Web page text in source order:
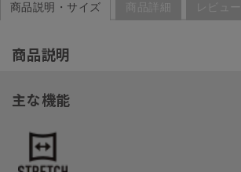
商品説明・サイズ 商品詳細 レビュー
商品説明
主な機能